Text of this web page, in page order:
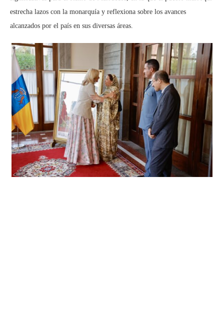
estrecha lazos con la monarquía y reflexiona sobre los avances
alcanzados por el país en sus diversas áreas.